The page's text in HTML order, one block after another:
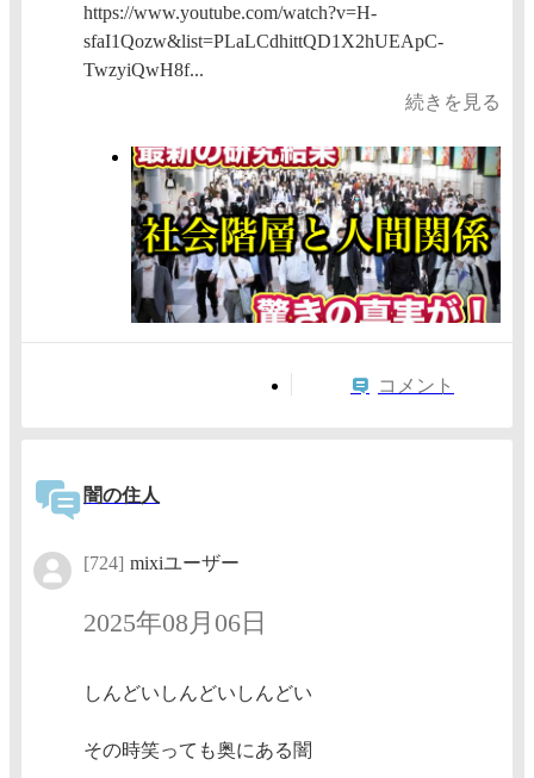
https://www.youtube.com/watch?v=H-
sfaI1Qozw&list=PLaLCdhittQD1X2hUEApC-
TwzyiQwH8f...
続きを見る
コメント
闇の住人
[724] mixiユーザー
2025年08月06日
しんどいしんどいしんどい
その時笑っても奥にある闇